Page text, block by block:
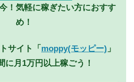
！気軽に稼ぎたい方におすす
め！
サイト「 moppy(モッピー) 」
に月1万円以上稼ごう！